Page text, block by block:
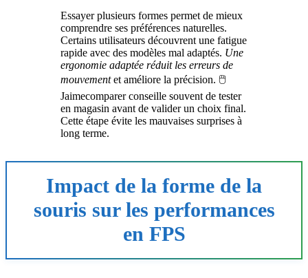
Essayer plusieurs formes permet de mieux
comprendre ses préférences naturelles.
Certains utilisateurs découvrent une fatigue
rapide avec des modèles mal adaptés. Une
ergonomie adaptée réduit les erreurs de
mouvementet améliore la précision. 🖱️
Jaimecomparer conseille souvent de tester
en magasin avant de valider un choix final.
Cette étape évite les mauvaises surprises à
long terme.
Impact de la forme de la
souris sur les performances
en FPS